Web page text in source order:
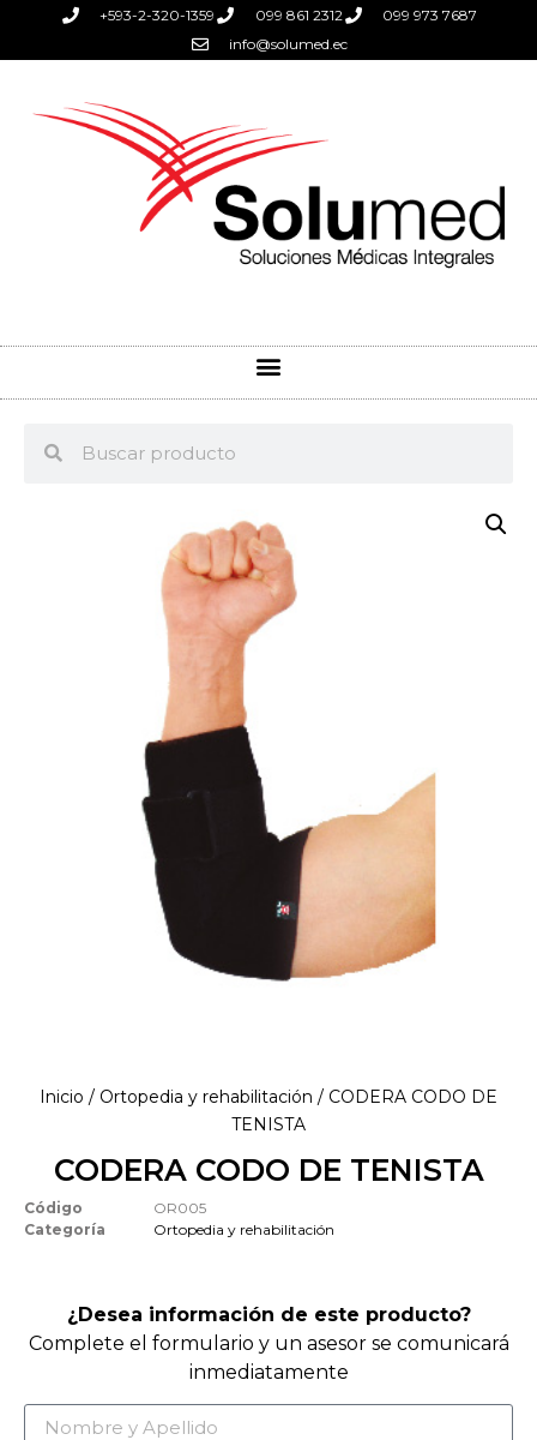
+593-2-320-1359 099 861 2312
099 973 7687
info@solumed.ec
Inicio / Ortopedia y rehabilitación / CODERA CODO DE
TENISTA
CODERA CODO DE TENISTA
Código
OR005
Categoría
Ortopedia y rehabilitación
¿Desea información de este producto?
Complete el formulario y un asesor se comunicará
inmediatamente